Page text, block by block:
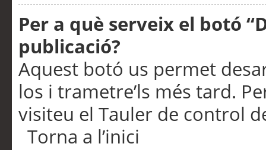
Per a què serveix el botó
publicació?
Aquest botó us permet
los i trametre’ls més tard.
visiteu el Tauler de control
Torna a l’inici